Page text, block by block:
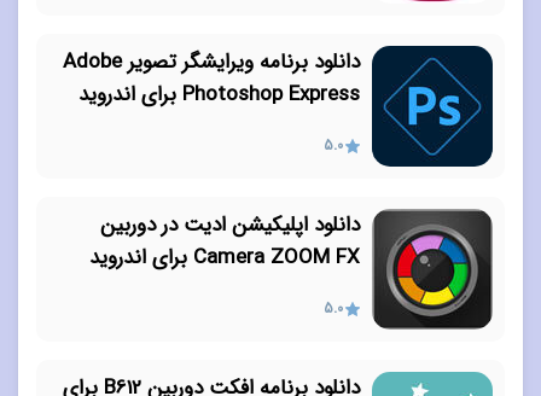
دانلود برنامه ویرایشگر تصویر Adobe
Photoshop Express برای اندروید
5.0
دانلود اپلیکیشن ادیت در دوربین
Camera ZOOM FX برای اندروید
5.0
دانلود برنامه افکت دوربین B612 برای